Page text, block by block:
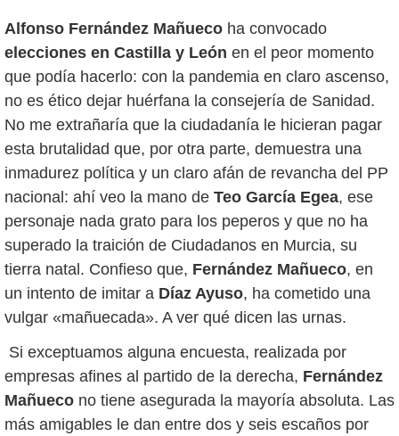
Alfonso Fernández Mañueco ha convocado
elecciones en Castilla y León en el peor momento
que podía hacerlo: con la pandemia en claro ascenso,
no es ético dejar huérfana la consejería de Sanidad.
No me extrañaría que la ciudadanía le hicieran pagar
esta brutalidad que, por otra parte, demuestra una
inmadurez política y un claro afán de revancha del PP
nacional: ahí veo la mano de Teo García Egea, ese
personaje nada grato para los peperos y que no ha
superado la traición de Ciudadanos en Murcia, su
tierra natal. Confieso que, Fernández Mañueco, en
un intento de imitar a Díaz Ayuso, ha cometido una
vulgar «mañuecada». A ver qué dicen las urnas.
Si exceptuamos alguna encuesta, realizada por
empresas afines al partido de la derecha, Fernández
Mañueco no tiene asegurada la mayoría absoluta. Las
más amigables le dan entre dos y seis escaños por